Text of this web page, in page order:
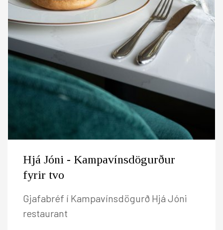
Hjá Jóni - Kampavínsdögurður
fyrir tvo
Gjafabréf í Kampavínsdögurð Hjá Jóni
restaurant